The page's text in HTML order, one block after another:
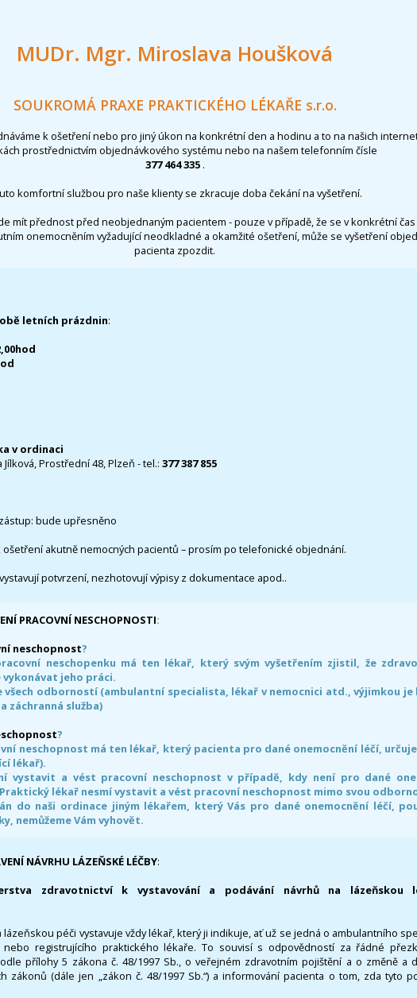
MUDr. Mgr. Miroslava Houšková
SOUKROMÁ PRAXE PRAKTICKÉHO LÉKAŘE s.r.o.
k ošetření nebo pro jiný úkon na konkrétní den a hodinu a to na našich
prostřednictvím objednávkového systému nebo na našem telefonním čísle
377 464 335 .
komfortní službou pro naše klienty se zkracuje doba čekání na vyšetření.
mít přednost před neobjednaným pacientem - pouze v případě, že se v konkrétní
onemocněním vyžadující neodkladné a okamžité ošetření, může se vyšetření
pacienta zpozdit.
letních prázdnin:
v ordinaci
Prostřední 48, Plzeň - tel.: 377 387 855
bude upřesněno
akutně nemocných pacientů – prosím po telefonické objednání.
potvrzení, nezhotovují výpisy z dokumentace apod..
PRACOVNÍ NESCHOPNOSTI:
neschopnost?
neschopenku má ten lékař, který svým vyšetřením zjistil, že
jeho práci.
odborností (ambulantní specialista, lékař v nemocnici atd., výjimkou je
záchranná služba)
?
neschopnost má ten lékař, který pacienta pro dané onemocnění léčí,
lékař).
vystavit a vést pracovní neschopnost v případě, kdy není pro dané
lékař nesmí vystavit a vést pracovní neschopnost mimo svou
do naši ordinace jiným lékařem, který Vás pro dané onemocnění léčí,
nemůžeme Vám vyhovět.
NÁVRHU LÁZEŇSKÉ LÉČBY:
zdravotnictví k vystavování a podávání návrhů na lázeňskou
lázeňskou péči vystavuje vždy lékař, který ji indikuje, ať už se jedná o ambulantního
nebo registrujícího praktického lékaře. To souvisí s odpovědností za řádné
přílohy 5 zákona č. 48/1997 Sb., o veřejném zdravotním pojištění a o změně a
zákonů (dále jen „zákon č. 48/1997 Sb.“) a informování pacienta o tom, zda tyto